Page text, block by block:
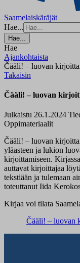
Saamelaiskäräjät
Hae...
Hae...
Hae
Ajankohtaista
Čääli! – luovan
Takaisin
Čääli! – luovan
Julkaistu 26.1.2024
Oppimateriaalit
Čääli! – luovan
yläasteen ja lukion
kirjoittamiseen.
auttavat kirjoittajaa
tekstiään ja tulemaan
toteuttanut Iida
Kirjaa voi tilata
Čääli! – luovan